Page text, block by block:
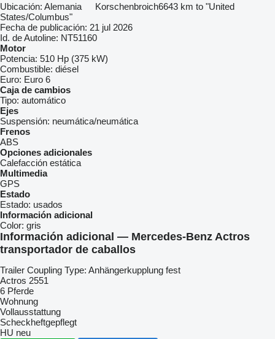
Ubicación: Alemania Korschenbroich6643 km to "United
States/Columbus"
Fecha de publicación: 21 jul 2026
Id. de Autoline: NT51160
Motor
Potencia: 510 Hp (375 kW)
Combustible: diésel
Euro: Euro 6
Caja de cambios
Tipo: automático
Ejes
Suspensión: neumática/neumática
Frenos
ABS
Opciones adicionales
Calefacción estática
Multimedia
GPS
Estado
Estado: usados
Información adicional
Color: gris
Información adicional — Mercedes-Benz Actros
transportador de caballos
Trailer Coupling Type: Anhängerkupplung fest
Actros 2551
6 Pferde
Wohnung
Vollausstattung
Scheckheftgepflegt
HU neu